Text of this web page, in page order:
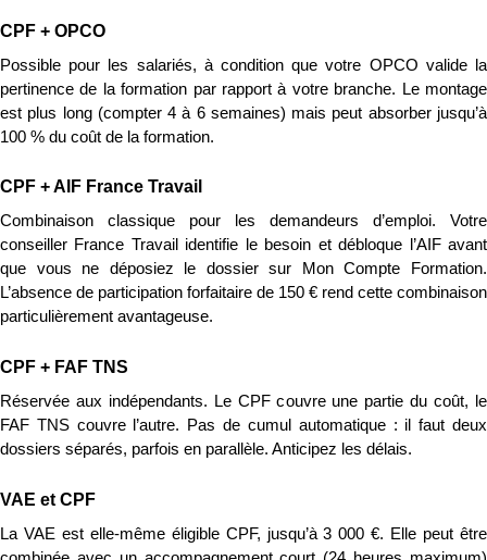
CPF + OPCO
Possible pour les salariés, à condition que votre OPCO valide la
pertinence de la formation par rapport à votre branche. Le montage
est plus long (compter 4 à 6 semaines) mais peut absorber jusqu’à
100 % du coût de la formation.
CPF + AIF France Travail
Combinaison classique pour les demandeurs d’emploi. Votre
conseiller France Travail identifie le besoin et débloque l’AIF avant
que vous ne déposiez le dossier sur Mon Compte Formation.
L’absence de participation forfaitaire de 150 € rend cette combinaison
particulièrement avantageuse.
CPF + FAF TNS
Réservée aux indépendants. Le CPF couvre une partie du coût, le
FAF TNS couvre l’autre. Pas de cumul automatique : il faut deux
dossiers séparés, parfois en parallèle. Anticipez les délais.
VAE et CPF
La VAE est elle-même éligible CPF, jusqu’à 3 000 €. Elle peut être